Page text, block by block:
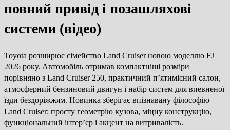
повний привід і позашляхові
системи (відео)
Toyota розширює сімейство Land Cruiser новою моделлю FJ
2026 року. Автомобіль отримав компактніші розміри
порівняно з Land Cruiser 250, практичний п’ятимісний салон,
атмосферний бензиновий двигун і набір систем для впевненої
їзди бездоріжжям. Новинка зберігає впізнавану філософію
Land Cruiser: просту геометрію кузова, міцну конструкцію,
функціональний інтер’єр і акцент на витривалість.